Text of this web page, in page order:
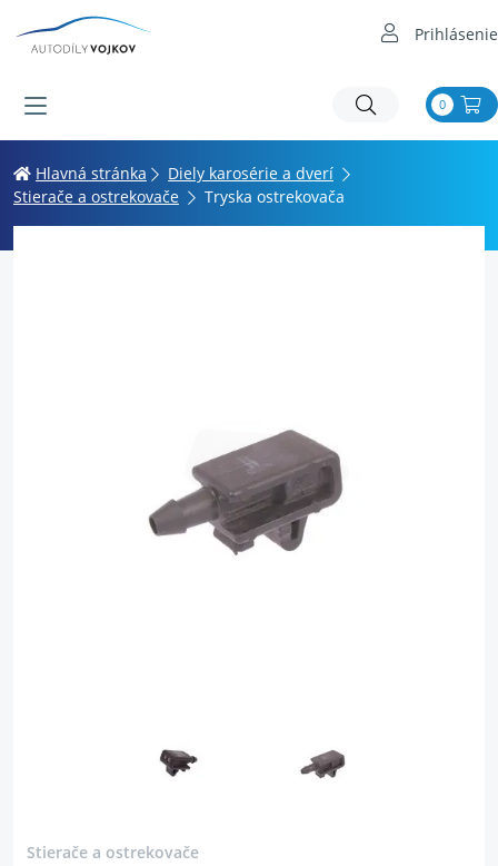
Prihlásenie
0
Hlavná stránka
Diely karosérie a dverí
Stierače a ostrekovače
Tryska ostrekovača
Stierače a ostrekovače